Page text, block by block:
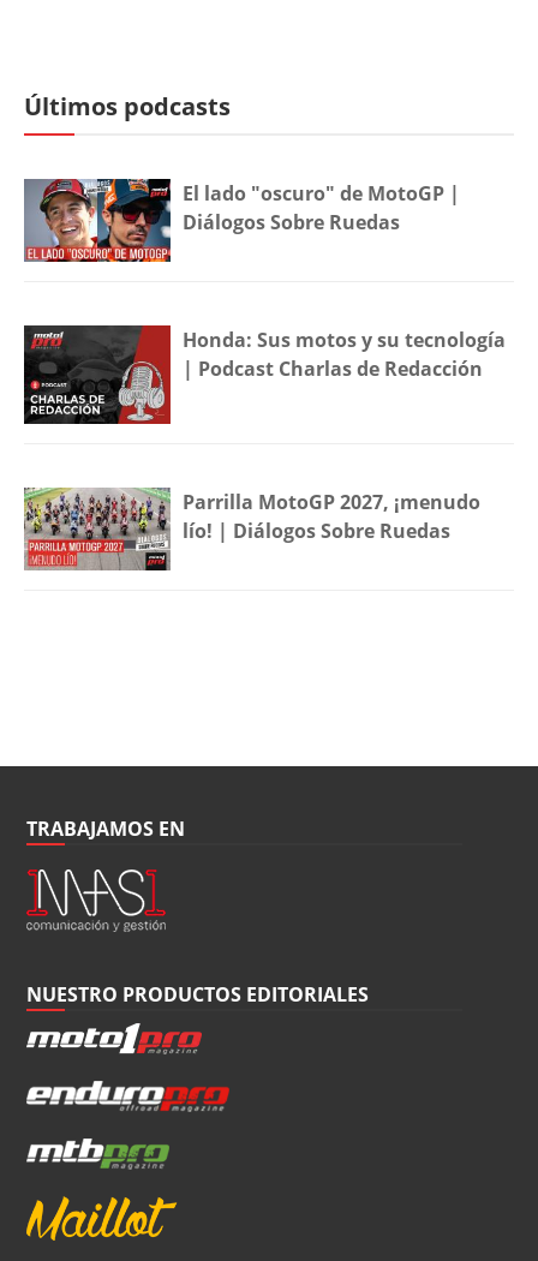
Últimos podcasts
El lado "oscuro" de MotoGP |
Diálogos Sobre Ruedas
Honda: Sus motos y su tecnología
| Podcast Charlas de Redacción
Parrilla MotoGP 2027, ¡menudo
lío! | Diálogos Sobre Ruedas
TRABAJAMOS EN
NUESTRO PRODUCTOS EDITORIALES